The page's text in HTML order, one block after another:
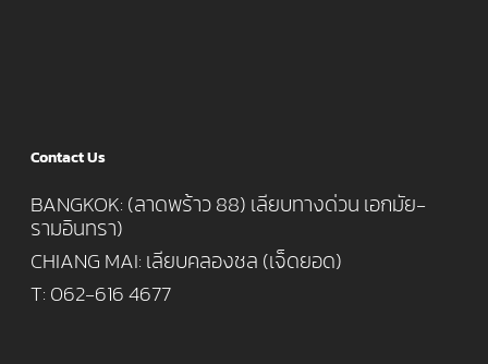
Contact Us
BANGKOK: (ลาดพร้าว 88) เลียบทางด่วน เอกมัย-
รามอินทรา)
CHIANG MAI: เลียบคลองชล (เจ็ดยอด)
T: 062-616 4677